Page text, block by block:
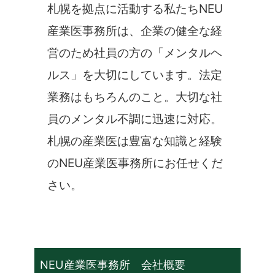
札幌を拠点に活動する私たちNEU
産業医事務所は、企業の健全な経
営のため社員の方の「メンタルヘ
ルス」を大切にしています。法定
業務はもちろんのこと。大切な社
員のメンタル不調に迅速に対応。
札幌の産業医は豊富な知識と経験
のNEU産業医事務所にお任せくだ
さい。
NEU産業医事務所 会社概要